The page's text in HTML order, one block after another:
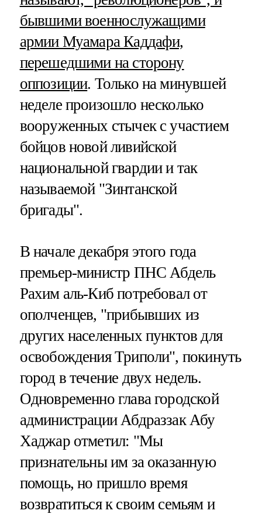
бывшими военнослужащими
армии Муамара Каддафи,
перешедшими на сторону
оппозиции. Только на минувшей
неделе произошло несколько
вооруженных стычек с участием
бойцов новой ливийской
национальной гвардии и так
называемой "Зинтанской
бригады".
В начале декабря этого года
премьер-министр ПНС Абдель
Рахим аль-Киб потребовал от
ополченцев, "прибывших из
других населенных пунктов для
освобождения Триполи", покинуть
город в течение двух недель.
Одновременно глава городской
администрации Абдраззак Абу
Хаджар отметил: "Мы
признательны им за оказанную
помощь, но пришло время
возвратиться к своим семьям и